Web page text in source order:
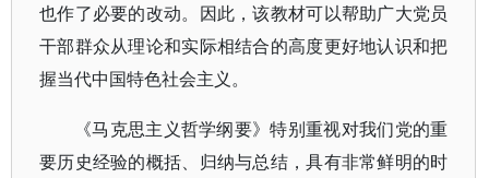
也作了必要的改动。因此，该教材可以帮助广大党员
干部群众从理论和实际相结合的高度更好地认识和把
握当代中国特色社会主义。
《马克思主义哲学纲要》特别重视对我们党的重
要历史经验的概括、归纳与总结，具有非常鲜明的时